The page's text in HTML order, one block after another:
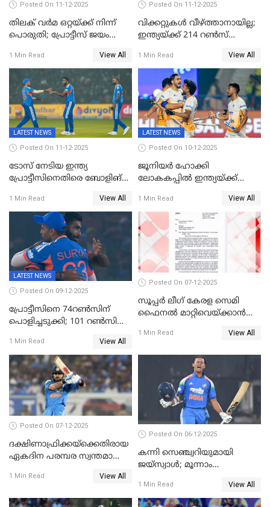
Posted On 11-12-2025
തിലക് വർമ ഒറ്റയ്ക്ക് നിന്ന്
പൊരുതി; പ്രോട്ടീസ് ജയം
1 Min Read View All
Posted On 11-12-2025
വിക്കറ്റുകൾ വീഴ്ത്താനായില്ല;
ഇന്ത്യയ്ക്ക് 214 റൺസ്
ഡികോക്ക് കസറി
1 Min Read View All
LATEST NEWS
Posted On 11-12-2025
ടോസ് നേടിയ ഇന്ത്യ
പ്രോട്ടീസിനെതിരെ ബോളിങ്
1 Min Read View All
LATEST NEWS
Posted On 10-12-2025
ജൂനിയര്‍ ഹോക്കി
ലോകകപ്പിൽ ഇന്ത്യയ്ക്ക്
1 Min Read View All
LATEST NEWS
Posted On 09-12-2025
പ്രോട്ടീസിനെ 74റൺസിന്‌
പൊളിച്ചടുക്കി; 101 റൺസിന്റെ
വിക്കറ്റ് തികയ്ക്കുന്ന
താരമായി ബുമ്ര
1 Min Read View All
Posted On 07-12-2025
സൂപ്പർ ലീഗ് കേരള സെമി
ഫൈനൽ മാറ്റിവെയ്ക്കാൻ
1 Min Read View All
Posted On 07-12-2025
ദക്ഷിണാഫ്രിക്കയ്‌ക്കെതിരായ
ഏകദിന പരമ്പര സ്വന്തമാക്കി
1 Min Read View All
Posted On 06-12-2025
കന്നി സെഞ്ച്വറിയുമായി
ജയ്‌സ്വാൾ; മൂന്നാം
പ്രോട്ടീസിനെതിരെ ജയം,
പരമ്പര
1 Min Read View All